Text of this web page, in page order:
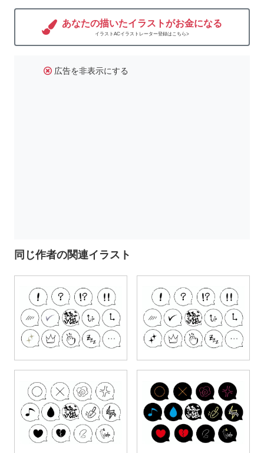
あなたの描いたイラストがお金になる
イラストACイラストレーター登録はこちら>
広告を非表示にする
同じ作者の関連イラスト